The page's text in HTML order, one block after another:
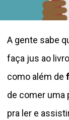
A gente sabe
faça jus ao
como além de
de comer uma
pra ler e